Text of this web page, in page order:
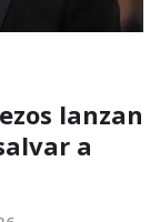
lanzan
a